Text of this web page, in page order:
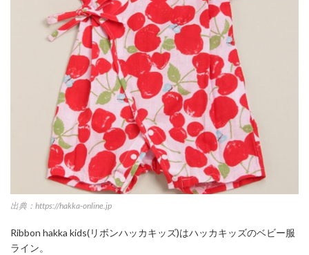
出典：https://hakka-online.jp
Ribbon hakka kids(リボンハッカキッズ)はハッカキッズのベビー服
ライン。